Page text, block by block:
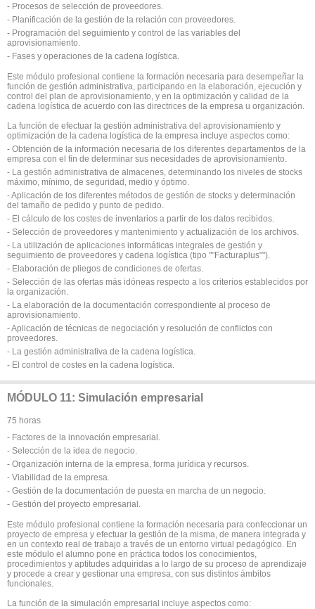
- Procesos de selección de proveedores.
- Planificación de la gestión de la relación con proveedores.
- Programación del seguimiento y control de las variables del
aprovisionamiento.
- Fases y operaciones de la cadena logística.
Este módulo profesional contiene la formación necesaria para desempeñar la
función de gestión administrativa, participando en la elaboración, ejecución y
control del plan de aprovisionamiento, y en la optimización y calidad de la
cadena logística de acuerdo con las directrices de la empresa u organización.
La función de efectuar la gestión administrativa del aprovisionamiento y
optimización de la cadena logística de la empresa incluye aspectos como:
- Obtención de la información necesaria de los diferentes departamentos de la
empresa con el fin de determinar sus necesidades de aprovisionamiento.
- La gestión administrativa de almacenes, determinando los niveles de stocks
máximo, mínimo, de seguridad, medio y óptimo.
- Aplicación de los diferentes métodos de gestión de stocks y determinación
del tamaño de pedido y punto de pedido.
- El cálculo de los costes de inventarios a partir de los datos recibidos.
- Selección de proveedores y mantenimiento y actualización de los archivos.
- La utilización de aplicaciones informáticas integrales de gestión y
seguimiento de proveedores y cadena logística (tipo ""Facturaplus"").
- Elaboración de pliegos de condiciones de ofertas.
- Selección de las ofertas más idóneas respecto a los criterios establecidos por
la organización.
- La elaboración de la documentación correspondiente al proceso de
aprovisionamiento.
- Aplicación de técnicas de negociación y resolución de conflictos con
proveedores.
- La gestión administrativa de la cadena logística.
- El control de costes en la cadena logística.
MÓDULO 11: Simulación empresarial
75 horas
- Factores de la innovación empresarial.
- Selección de la idea de negocio.
- Organización interna de la empresa, forma jurídica y recursos.
- Viabilidad de la empresa.
- Gestión de la documentación de puesta en marcha de un negocio.
- Gestión del proyecto empresarial.
Este módulo profesional contiene la formación necesaria para confeccionar un
proyecto de empresa y efectuar la gestión de la misma, de manera integrada y
en un contexto real de trabajo a través de un entorno virtual pedagógico. En
este módulo el alumno pone en práctica todos los conocimientos,
procedimientos y aptitudes adquiridas a lo largo de su proceso de aprendizaje
y procede a crear y gestionar una empresa, con sus distintos ámbitos
funcionales.
La función de la simulación empresarial incluye aspectos como: